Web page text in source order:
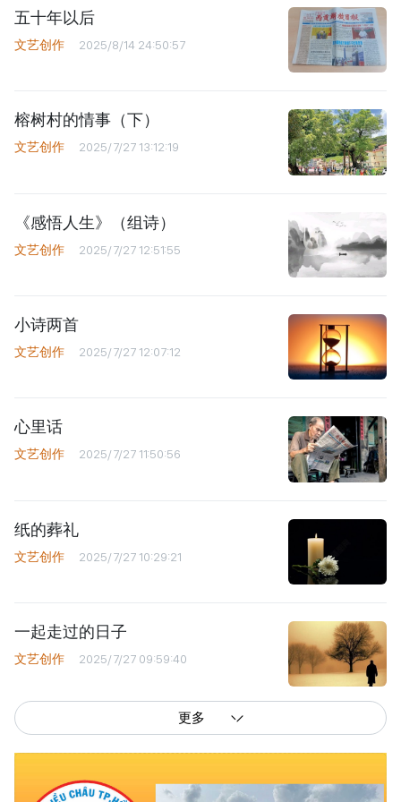
五十年以后
文艺创作 2025/8/14 24:50:57
榕树村的情事（下）
文艺创作 2025/7/27 13:12:19
《感悟人生》（组诗）
文艺创作 2025/7/27 12:51:55
小诗两首
文艺创作 2025/7/27 12:07:12
心里话
文艺创作 2025/7/27 11:50:56
纸的葬礼
文艺创作 2025/7/27 10:29:21
一起走过的日子
文艺创作 2025/7/27 09:59:40
更多